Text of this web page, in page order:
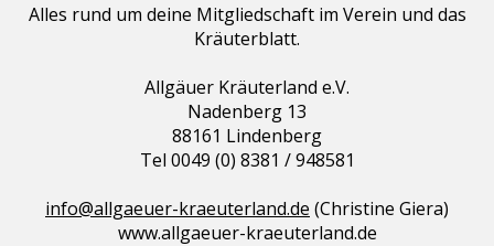
Alles rund um deine Mitgliedschaft im Verein und das
Kräuterblatt.
Allgäuer Kräuterland e.V.
Nadenberg 13
88161 Lindenberg
Tel 0049 (0) 8381 / 948581
info@allgaeuer-kraeuterland.de (Christine Giera)
www.allgaeuer-kraeuterland.de